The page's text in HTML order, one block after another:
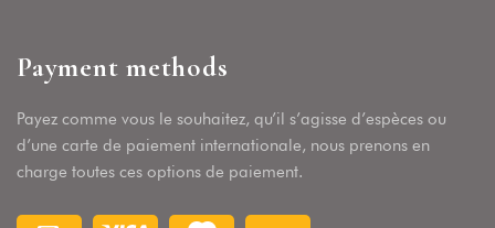
Payment methods
Payez comme vous le souhaitez, qu’il s’agisse d’espèces ou
d’une carte de paiement internationale, nous prenons en
charge toutes ces options de paiement.